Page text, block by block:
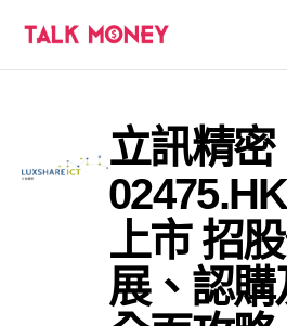
證券商評價
各種投資產品戶口
立訊精密
上市 招
展、認